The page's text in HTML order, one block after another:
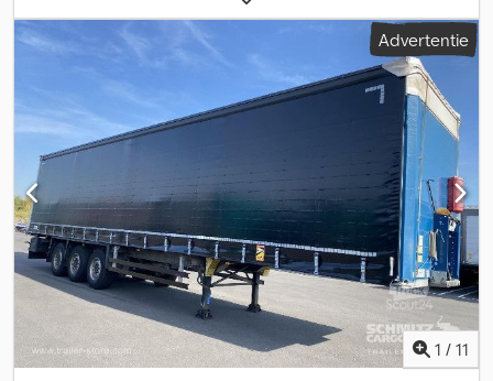
laadruimtebreedte:2.480 mm, laadruimtehoogte:2.780 mm,
laadruimte inhoud:
, ophanging:
, bandenmaten:
2020, Uitrusting:
Leeggewicht: 6383 kg, Toegestane totaalgewicht: 39000 kg, DIN
EN 12642 (XL code) certificaat, Laadruimte (L B H): 13.620 mm x
2.480 mm x 2.780 mm, Bandenmaat: 385/65 R22.5, Laadruimte-
inhoud: 93 m³, 1e as: , 2e as: , 3e as: , Luchtvering,
Onderbouwbescherming, Elektronisch remsysteem (EBS),
Brandblusserhouder, 2x gereedschapskist, Remslijtage-indicator,
Reservewielhouder (2x), Geklonken chassis, Schuifdak, 1x 15-
polige en 2x 7-polige stekker, Antispray, Aslastindicator,
Crodpfxszrimhj Ai Dsf
Advertentie
1 / 11